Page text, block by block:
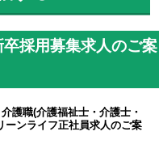
採用募集求人のご案
護職(介護福祉士・介護士・
ーンライフ正社員求人のご案